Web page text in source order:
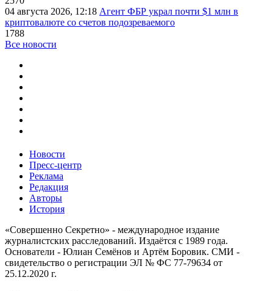
04 августа 2026, 12:18 Агент ФБР украл почти $1 млн в
криптовалюте со счетов подозреваемого
1788
Все новости
Новости
Пресс-центр
Реклама
Редакция
Авторы
История
«Совершенно Секретно» - международное издание
журналистских расследований. Издаётся с 1989 года.
Основатели - Юлиан Семёнов и Артём Боровик. CМИ -
свидетельство о регистрации ЭЛ № ФС 77-79634 от
25.12.2020 г.